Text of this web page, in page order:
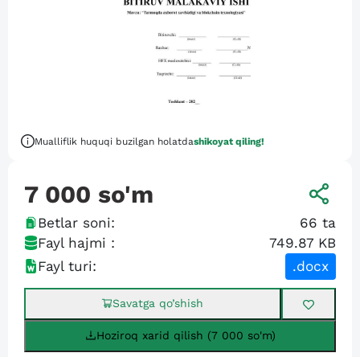
Mualliflik huquqi buzilgan holatdashikoyat qiling!
7 000 so'm
Betlar soni: 66 ta
Fayl hajmi :
749.87 KB
Fayl turi:
.docx
Savatga qo’shish
Hoziroq xarid qilish (7 000 so'm)